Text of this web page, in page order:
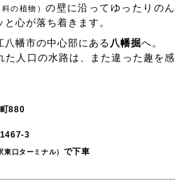
科の植物）の壁に沿ってゆったりのん
心が落ち着きます。
八幡市の中心部にある八幡掘へ。
た人口の水路は、また違った趣を感
880
3
東口ターミナル） で下車